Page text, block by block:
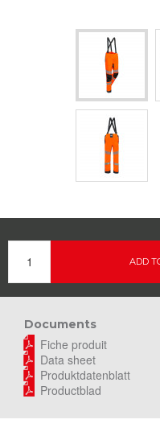
ADD
Documents
Fiche produit
Data sheet
Produktdatenblatt
Productblad